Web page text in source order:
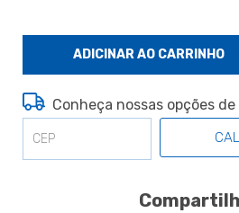
Conheça nossas opções